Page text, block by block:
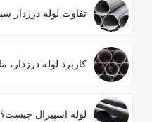
تفاوت لوله درزدار
کاربرد لوله
لوله اسپیرال چیست؟